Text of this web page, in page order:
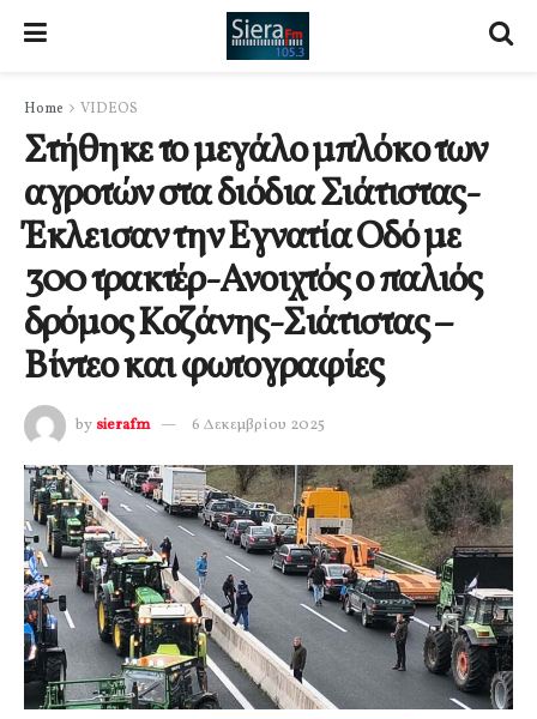
Home VIDEOS
Στήθηκε το μεγάλο μπλόκο των
αγροτών στα διόδια Σιάτιστας-
Έκλεισαν την Εγνατία Οδό με
300 τρακτέρ-Ανοιχτός ο παλιός
δρόμος Κοζάνης-Σιάτιστας –
Βίντεο και φωτογραφίες
by sierafm 6 Δεκεμβρίου 2025